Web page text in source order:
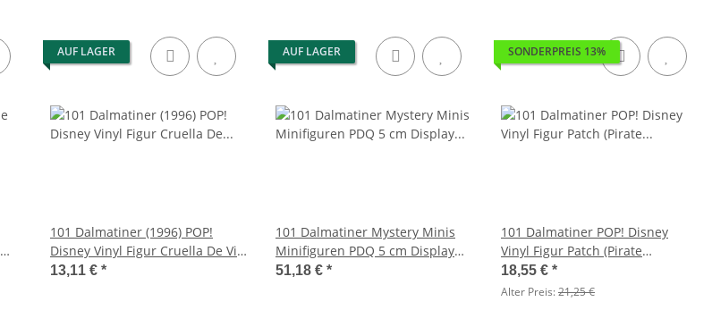
AUF LAGER
101 Dalmatiner (1996) POP!
Disney Vinyl Figur Cruella De Vil
9 cm
13,11 € *
AUF LAGER
101 Dalmatiner Mystery Minis
Minifiguren PDQ 5 cm Display
(12)
51,18 € *
SONDERPREIS 13%
101 Dalmatiner POP! Disney
Vinyl Figur Patch (Pirate
Costume) 9 cm
18,55 € *
Alter Preis:21,25 €